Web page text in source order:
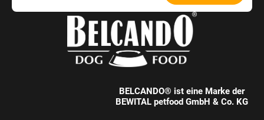
BELCANDO® ist eine Marke der
BEWITAL petfood GmbH & Co. KG